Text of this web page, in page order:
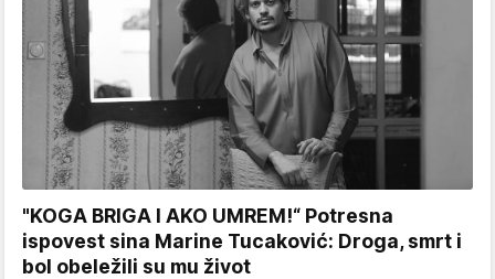
"KOGA BRIGA I AKO UMREM!“ Potresna
ispovest sina Marine Tucaković: Droga, smrt i
bol obeležili su mu život